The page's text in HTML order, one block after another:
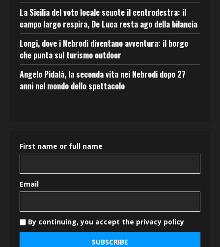
La Sicilia del voto locale scuote il centrodestra: il
campo largo respira, De Luca resta ago della bilancia
Longi, dove i Nebrodi diventano avventura: il borgo
che punta sul turismo outdoor
Angelo Pidalà, la seconda vita nei Nebrodi dopo 27
anni nel mondo dello spettacolo
First name or full name
Email
By continuing, you accept the privacy policy